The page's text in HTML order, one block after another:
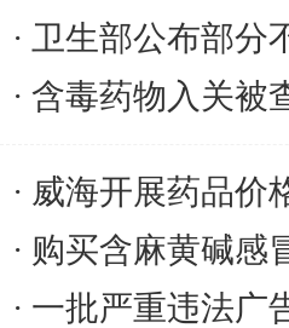
卫生部公布部分
含毒药物入关被
威海开展药品价
购买含麻黄碱感
一批严重违法广